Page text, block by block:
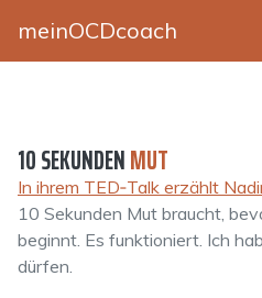
meinOCDcoach
10 SEKUNDENMUT
In ihrem TED‑Talk erzählt
10 Sekunden Mut braucht,
beginnt. Es funktioniert. Ich
dürfen.